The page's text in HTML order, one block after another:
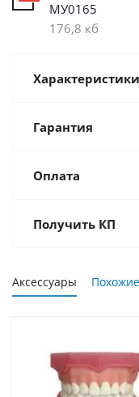
МУ0165
176,8 кб
Характеристики
Гарантия
Оплата
Получить КП
Аксессуары